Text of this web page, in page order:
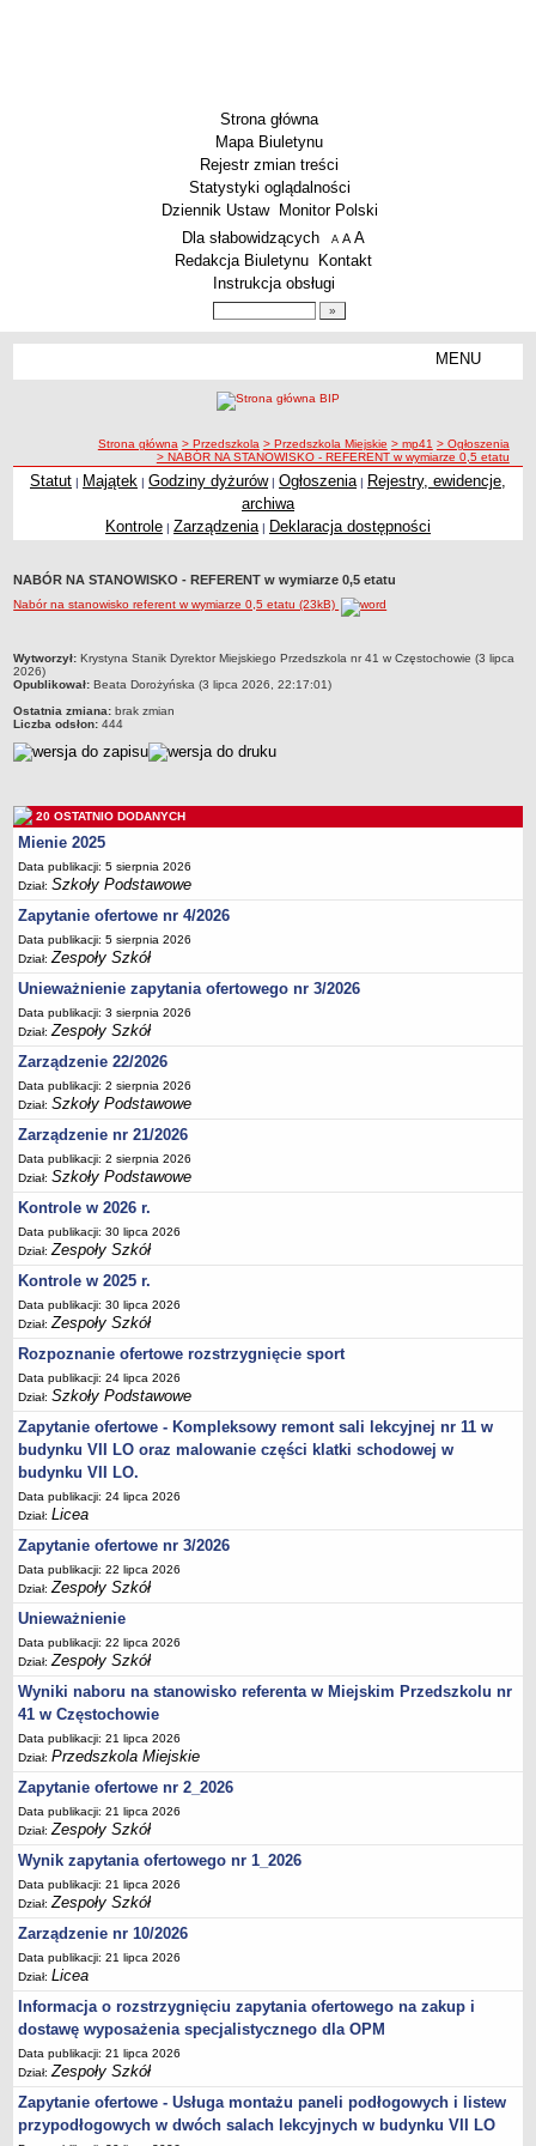
Strona główna
Mapa Biuletynu
Rejestr zmian treści
Statystyki oglądalności
Dziennik Ustaw
Monitor Polski
Menu dodatkowe
Dla słabowidzących A pomniejsz czcionkę
A standardowy rozmiar czcionki
A
Redakcja Biuletynu
Kontakt
Instrukcja obsługi
MENU
Zespoły Szkół
Techniczne Zakłady Naukowe
PRZEDSZKOLA
ARCHIWUM SZKÓŁ I PLACÓWEK
Zlikwidowane gimnazja
Wielofunkcyjna Placówka
Specjalny Ośrodek nr 1
Specjalny Ośrodek nr 5
Dane podstawowe
Statut
Majątek
Godziny dyżurów
Ogłoszenie
Zarządzenia
Rejestry, ewidencje, archiwa
Sprawozdania
Deklaracja dostępności
PORADNIE PSYCHOLOGICZNO-PEDAGOGICZNE
Zespół Poradni
BIURO FINANSÓW OŚWIATY
Dane podstawowe
Statut
Majątek
Ogłoszenia
Zarządzenia
Rejestry, ewidencje, archiwa
Kontrole
PONOWNE WYKORZYSTYWANIE
Sprawozdania
Deklaracja dostępności
DEKLARACJA DOSTĘPNOŚCI
PONOWNE WYKORZYSTYWANIE
UDOSTĘPNIANIE INFORMACJI PUBLICZNEJ
OCHRONA DANYCH OSOBOWYCH
ścieżka nawigacji
Strona główna > Przedszkola > Przedszkola Miejskie > mp41 > Ogłoszenia
> NABÓR NA STANOWISKO - REFERENT w wymiarze 0,5 etatu
Statut | Majątek | Godziny dyżurów| Ogłoszenia | Rejestry, ewidencje,
archiwa
Kontrole | Zarządzenia | Deklaracja dostępności
NABÓR NA STANOWISKO - REFERENT w wymiarze 0,5 etatu
Nabór na stanowisko referent w wymiarze 0,5 etatu (23kB)
metryczka
Wytworzył: Krystyna Stanik Dyrektor Miejskiego Przedszkola nr 41 w Częstochowie (3 lipca
2026)
Opublikował: Beata Dorożyńska (3 lipca 2026, 22:17:01)
Ostatnia zmiana: brak zmian
Liczba odsłon: 444
20 OSTATNIO DODANYCH
Mienie 2025
Data publikacji: 5 sierpnia 2026
Dział:Szkoły Podstawowe
Zapytanie ofertowe nr 4/2026
Data publikacji: 5 sierpnia 2026
Dział:Zespoły Szkół
Unieważnienie zapytania ofertowego nr 3/2026
Data publikacji: 3 sierpnia 2026
Dział:Zespoły Szkół
Zarządzenie 22/2026
Data publikacji: 2 sierpnia 2026
Dział:Szkoły Podstawowe
Zarządzenie nr 21/2026
Data publikacji: 2 sierpnia 2026
Dział:Szkoły Podstawowe
Kontrole w 2026 r.
Data publikacji: 30 lipca 2026
Dział:Zespoły Szkół
Kontrole w 2025 r.
Data publikacji: 30 lipca 2026
Dział:Zespoły Szkół
Rozpoznanie ofertowe rozstrzygnięcie sport
Data publikacji: 24 lipca 2026
Dział:Szkoły Podstawowe
Zapytanie ofertowe - Kompleksowy remont sali lekcyjnej nr 11 w
budynku VII LO oraz malowanie części klatki schodowej w
budynku VII LO.
Data publikacji: 24 lipca 2026
Dział:Licea
Zapytanie ofertowe nr 3/2026
Data publikacji: 22 lipca 2026
Dział:Zespoły Szkół
Unieważnienie
Data publikacji: 22 lipca 2026
Dział:Zespoły Szkół
Wyniki naboru na stanowisko referenta w Miejskim Przedszkolu nr
41 w Częstochowie
Data publikacji: 21 lipca 2026
Dział:Przedszkola Miejskie
Zapytanie ofertowe nr 2_2026
Data publikacji: 21 lipca 2026
Dział:Zespoły Szkół
Wynik zapytania ofertowego nr 1_2026
Data publikacji: 21 lipca 2026
Dział:Zespoły Szkół
Zarządzenie nr 10/2026
Data publikacji: 21 lipca 2026
Dział:Licea
Informacja o rozstrzygnięciu zapytania ofertowego na zakup i
dostawę wyposażenia specjalistycznego dla OPM
Data publikacji: 21 lipca 2026
Dział:Zespoły Szkół
Zapytanie ofertowe - Usługa montażu paneli podłogowych i listew
przypodłogowych w dwóch salach lekcyjnych w budynku VII LO